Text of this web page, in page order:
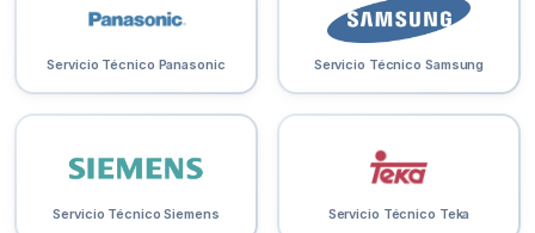
Servicio Técnico Panasonic Servicio Técnico Samsung
Servicio Técnico Siemens Servicio Técnico Teka